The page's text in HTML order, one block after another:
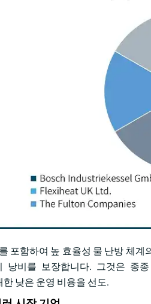
포함하여 높 효율성 물 난방 체
비를 보장합니다. 그것은 종
낮은 운영 비용을 선도.